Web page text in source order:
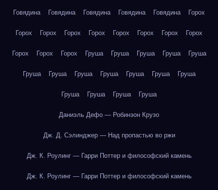
Говядина Говядина Говядина Говядина Говядина Горох
Горох Горох Горох Горох Горох Горох Горох Горох
Горох Горох Горох Груша Груша Груша Груша Груша
Груша Груша Груша Груша Груша Груша Груша
Груша Груша Груша Груша
Даниэль Дефо — Робинзон Крузо
Дж. Д. Сэлинджер — Над пропастью во ржи
Дж. К. Роулинг — Гарри Поттер и философский камень
Дж. К. Роулинг — Гарри Поттер и философский камень